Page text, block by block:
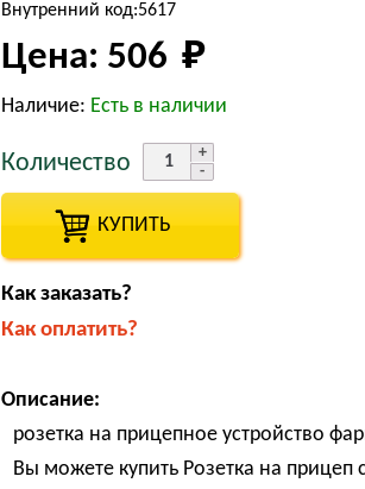
Внутренний код:5617
Цена: 506 ₽
Наличие: Есть в наличии
Количество
КУПИТЬ
Как заказать?
Как оплатить?
Описание:
розетка на прицепное устройство
Вы можете купить Розетка на прицеп